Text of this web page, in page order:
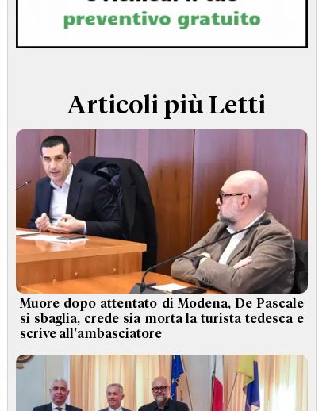
TERMINI e CONDIZIONI
Articoli più Letti
Muore dopo attentato di Modena, De Pascale
si sbaglia, crede sia morta la turista tedesca e
scrive all'ambasciatore